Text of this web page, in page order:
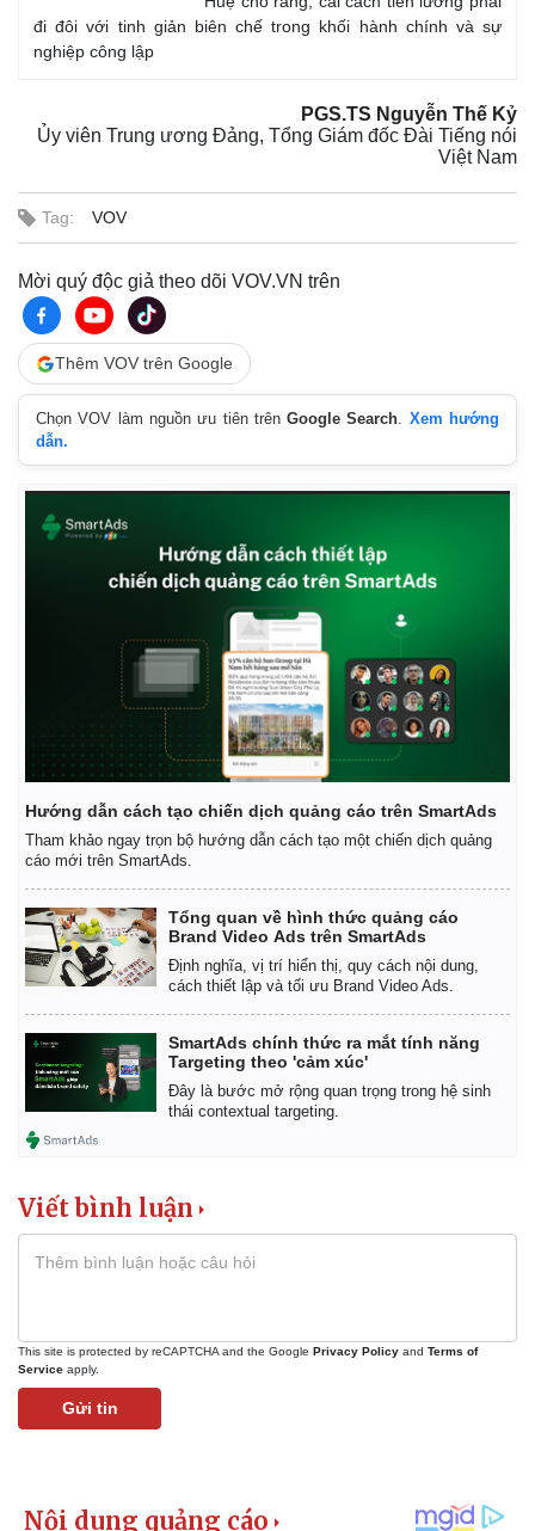
Pháp luật
Vụ án
Quân sự - Quốc phòng
Việt Nam
Phân tích
đi đôi với tinh giản biên chế trong khối hành chính và sự
nghiệp công lập
PGS.TS Nguyễn Thế Kỷ
Ủy viên Trung ương Đảng, Tổng Giám đốc Đài Tiếng nói
Việt Nam
Tag: VOV
Mời quý độc giả theo dõi VOV.VN trên
Thêm VOV trên Google
Chọn VOV làm nguồn ưu tiên trênGoogle Search. Xem hướng
dẫn.
Hướng dẫn cách tạo chiến dịch quảng cáo trên SmartAds
Tham khảo ngay trọn bộ hướng dẫn cách tạo một chiến dịch quảng
cáo mới trên SmartAds.
Tổng quan về hình thức quảng cáo
Brand Video Ads trên SmartAds
Định nghĩa, vị trí hiển thị, quy cách nội dung,
cách thiết lập và tối ưu Brand Video Ads.
SmartAds chính thức ra mắt tính năng
Targeting theo 'cảm xúc'
Đây là bước mở rộng quan trọng trong hệ sinh
thái contextual targeting.
Viết bình luận
This site is protected by reCAPTCHA and the Google Privacy Policy and Terms of
Service apply.
Gửi tin